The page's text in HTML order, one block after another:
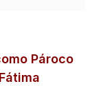
Pároco